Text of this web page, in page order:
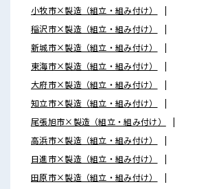
小牧市×製造（組立・組み付け）
稲沢市×製造（組立・組み付け）
新城市×製造（組立・組み付け）
東海市×製造（組立・組み付け）
大府市×製造（組立・組み付け）
知立市×製造（組立・組み付け）
尾張旭市×製造（組立・組み付け）
高浜市×製造（組立・組み付け）
日進市×製造（組立・組み付け）
田原市×製造（組立・組み付け）